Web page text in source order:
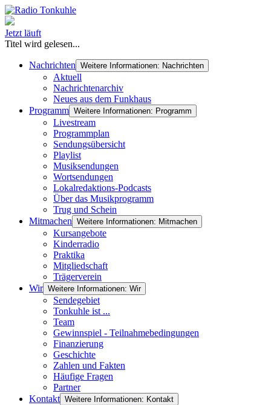
Jetzt läuft
Titel wird gelesen...
Nachrichten Weitere Informationen: Nachrichten
Aktuell
Nachrichtenarchiv
Neues aus dem Funkhaus
Programm Weitere Informationen: Programm
Livestream
Programmplan
Sendungsübersicht
Playlist
Musiksendungen
Wortsendungen
Lokalredaktions-Podcasts
Über das Musikprogramm
Trug und Schein
Mitmachen Weitere Informationen: Mitmachen
Kursangebote
Kinderradio
Praktika
Mitgliedschaft
Trägerverein
Wir Weitere Informationen: Wir
Sendegebiet
Tonkuhle ist ...
Team
Gewinnspiel - Teilnahmebedingungen
Finanzierung
Geschichte
Zahlen und Fakten
Häufige Fragen
Partner
Kontakt Weitere Informationen: Kontakt